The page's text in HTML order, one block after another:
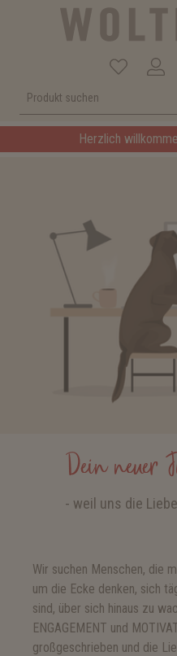
Herzlich
Dein neuer
- weil uns die
Wir suchen Menschen, die
um die Ecke denken, sich
sind, über sich hinaus zu
ENGAGEMENT und
großgeschrieben und die